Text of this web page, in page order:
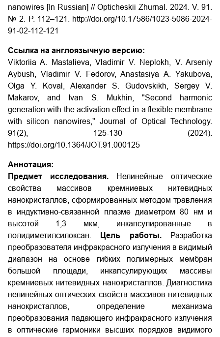
nanowires [In Russian] // Opticheskii Zhurnal. 2024. V. 91.
№ 2. P. 112–121. http://doi.org/10.17586/1023-5086-2024-
91-02-112-121
Ссылка на англоязычную версию:
Viktoriia A. Mastalieva, Vladimir V. Neplokh, V. Arseniy
Aybush, Vladimir V. Fedorov, Anastasiya A. Yakubova,
Olga Y. Koval, Alexander S. Gudovskikh, Sergey V.
Makarov, and Ivan S. Mukhin, "Second harmonic
generation with the activation effect in a flexible membrane
with silicon nanowires," Journal of Optical Technology.
91(2), 125-130 (2024).
https://doi.org/10.1364/JOT.91.000125
Аннотация:
Предмет исследования.
Нелинейные оптические
свойства массивов кремниевых нитевидных
нанокристаллов, сформированных методом травления
в индуктивно-связанной плазме диаметром 80 нм и
высотой 1,3 мкм, инкапсулированные в
полидиметилсилоксан.
Цель работы.
Разработка
преобразователя инфракрасного излучения в видимый
диапазон на основе гибких полимерных мембран
большой площади, инкапсулирующих массивы
кремниевых нитевидных нанокристаллов. Диагностика
нелинейных оптических свойств массивов нитевидных
нанокристаллов, определение механизма
преобразования падающего инфракрасного излучения
в оптические гармоники высших порядков видимого